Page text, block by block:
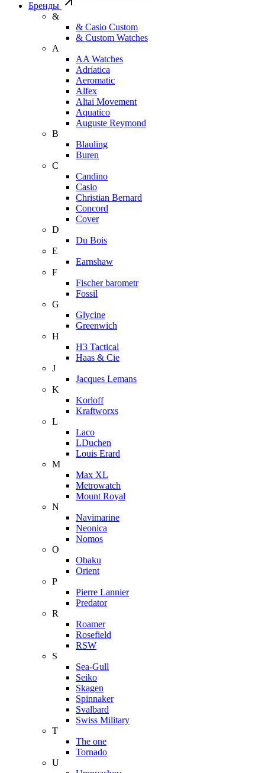
Бренды
&
& Casio Custom
& Custom Watches
A
AA Watches
Adriatica
Aeromatic
Alfex
Altai Movement
Aquatico
Auguste Reymond
B
Blauling
Buren
C
Candino
Casio
Christian Bernard
Concord
Cover
D
Du Bois
E
Earnshaw
F
Fischer barometr
Fossil
G
Glycine
Greenwich
H
H3 Tactical
Haas & Cie
J
Jacques Lemans
K
Korloff
Kraftworxs
L
Laco
LDuchen
Louis Erard
M
Max XL
Metrowatch
Mount Royal
N
Navimarine
Neonica
Nomos
O
Obaku
Orient
P
Pierre Lannier
Predator
R
Roamer
Rosefield
RSW
S
Sea-Gull
Seiko
Skagen
Spinnaker
Svalbard
Swiss Military
T
The one
Tornado
U